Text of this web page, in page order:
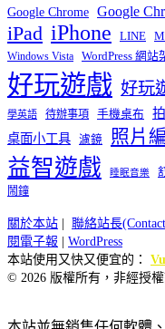
Google Chrome Google
iPad iPhone LINE
Windows Vista WordPress 網站
好玩遊戲 好玩
學英語 待辦事項 手機桌布
桌面小工具 濾鏡 照片
益智遊戲 睡眠音樂
鬧鐘
關於本站 聯絡站長
閱電子報
WordPress
本站使用又快又便宜的：
© 2026 版權所有，非經授